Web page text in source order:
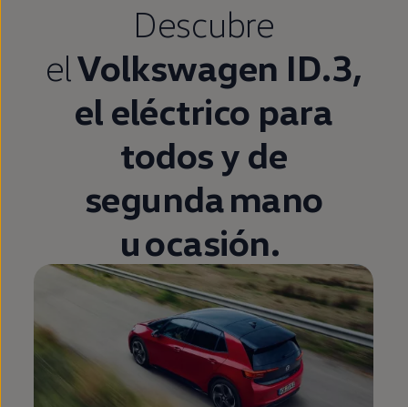
Descubre
elVolkswagen ID.3,
el eléctrico para
todos y de
segundamano
u ocasión.